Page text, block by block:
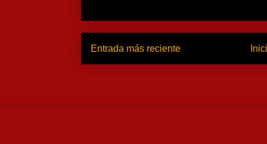
Entrada más reciente